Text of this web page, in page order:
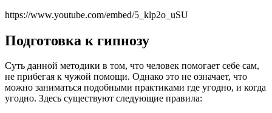
https://www.youtube.com/embed/5_klp2o_uSU
Подготовка к гипнозу
Суть данной методики в том, что человек помогает себе сам,
не прибегая к чужой помощи. Однако это не означает, что
можно заниматься подобными практиками где угодно, и когда
угодно. Здесь существуют следующие правила: